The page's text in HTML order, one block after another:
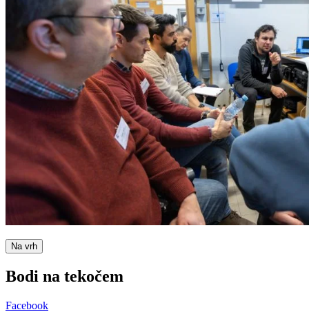
Na vrh
Bodi na tekočem
Facebook